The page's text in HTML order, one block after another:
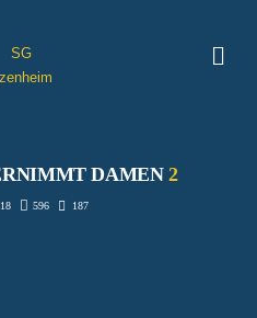
DAMEN2
596 187